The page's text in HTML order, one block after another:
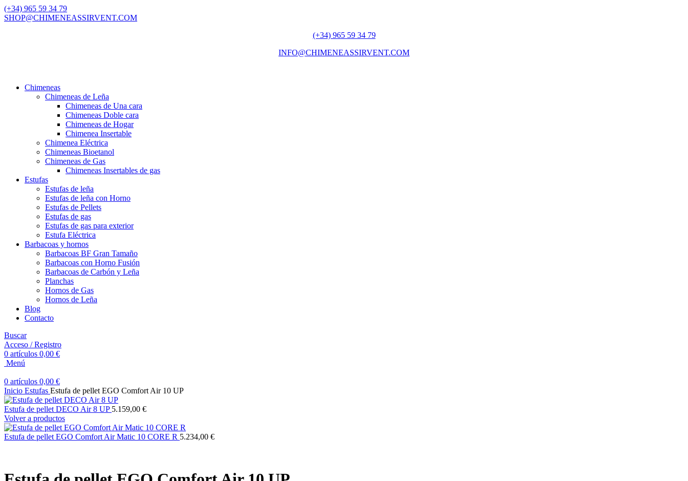
(+34) 965 59 34 79
SHOP@CHIMENEASSIRVENT.COM
(+34) 965 59 34 79
INFO@CHIMENEASSIRVENT.COM
Chimeneas
Chimeneas de Leña
Chimeneas de Una cara
Chimeneas Doble cara
Chimeneas de Hogar
Chimenea Insertable
Chimenea Eléctrica
Chimeneas Bioetanol
Chimeneas de Gas
Chimeneas Insertables de gas
Estufas
Estufas de leña
Estufas de leña con Horno
Estufas de Pellets
Estufas de gas
Estufas de gas para exterior
Estufa Eléctrica
Barbacoas y hornos
Barbacoas BF Gran Tamaño
Barbacoas con Horno Fusión
Barbacoas de Carbón y Leña
Planchas
Hornos de Gas
Hornos de Leña
Blog
Contacto
Buscar
Acceso / Registro
0 artículos 0,00 €
Menú
0 artículos 0,00 €
Inicio Estufas Estufa de pellet EGO Comfort Air 10 UP
Estufa de pellet DECO Air 8 UP 5.159,00 €
Volver a productos
Estufa de pellet EGO Comfort Air Matic 10 CORE R 5.234,00 €